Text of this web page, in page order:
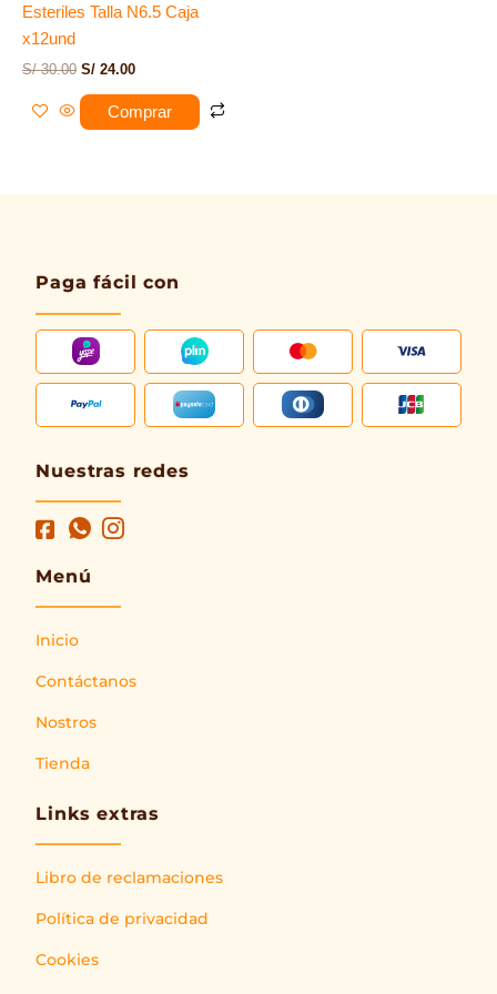
Esteriles Talla N6.5 Caja
x12und
S/30.00 S/ 24.00
Comprar
Paga fácil con
Nuestras redes
Menú
Inicio
Contáctanos
Nostros
Tienda
Links extras
Libro de reclamaciones
Política de privacidad
Cookies